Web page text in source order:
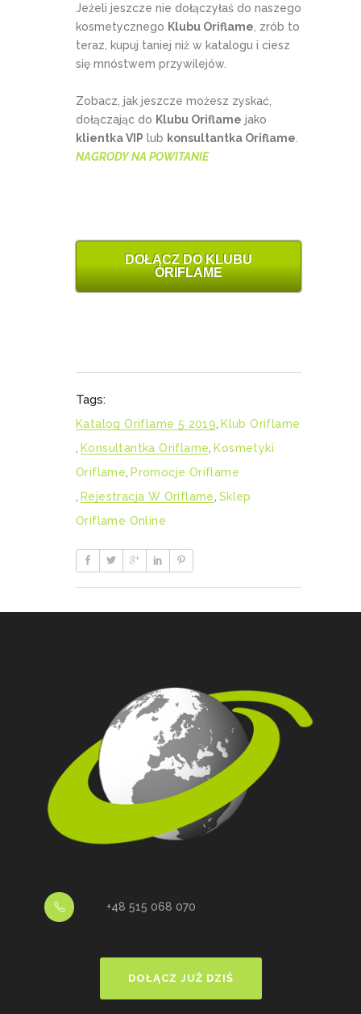
Jeżeli jeszcze nie dołączyłaś do naszego
kosmetycznego Klubu Oriflame , zrób to
teraz, kupuj taniej niż w katalogu i ciesz
się mnóstwem przywilejów.
Zobacz, jak jeszcze możesz zyskać,
dołączając do Klubu Oriflame jako
klientka VIP lub konsultantka Oriflame
NAGRODY NA POWITANIE
DOŁĄCZ DO KLUBU
ORIFLAME
Tags:
Katalog Oriflame 5 2019 Klub Oriflame
Konsultantka Oriflame Kosmetyki
Oriflame Promocje Oriflame
Rejestracja W Oriflame Sklep
Oriflame Online
+48 515 068 070
DOŁĄCZ JUŻ DZIŚ